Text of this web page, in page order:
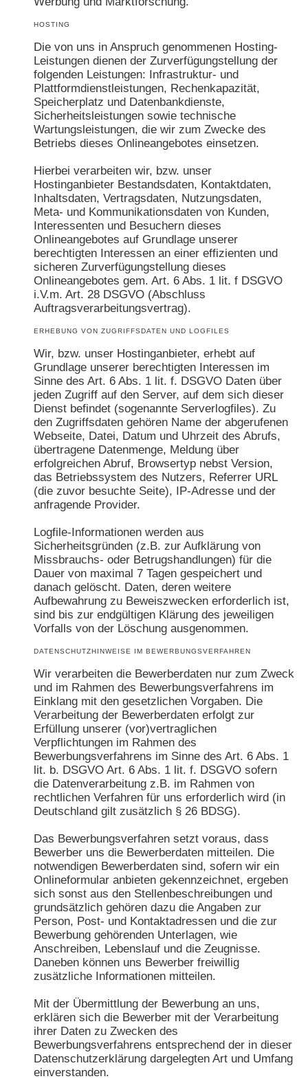
HOSTING
Die von uns in Anspruch genommenen Hosting-
Leistungen dienen der Zurverfügungstellung der
folgenden Leistungen: Infrastruktur- und
Plattformdienstleistungen, Rechenkapazität,
Speicherplatz und Datenbankdienste,
Sicherheitsleistungen sowie technische
Wartungsleistungen, die wir zum Zwecke des
Betriebs dieses Onlineangebotes einsetzen.
Hierbei verarbeiten wir, bzw. unser
Hostinganbieter Bestandsdaten, Kontaktdaten,
Inhaltsdaten, Vertragsdaten, Nutzungsdaten,
Meta- und Kommunikationsdaten von Kunden,
Interessenten und Besuchern dieses
Onlineangebotes auf Grundlage unserer
berechtigten Interessen an einer effizienten und
sicheren Zurverfügungstellung dieses
Onlineangebotes gem. Art. 6 Abs. 1 lit. f DSGVO
i.V.m. Art. 28 DSGVO (Abschluss
Auftragsverarbeitungsvertrag).
ERHEBUNG VON ZUGRIFFSDATEN UND LOGFILES
Wir, bzw. unser Hostinganbieter, erhebt auf
Grundlage unserer berechtigten Interessen im
Sinne des Art. 6 Abs. 1 lit. f. DSGVO Daten über
jeden Zugriff auf den Server, auf dem sich dieser
Dienst befindet (sogenannte Serverlogfiles). Zu
den Zugriffsdaten gehören Name der abgerufenen
Webseite, Datei, Datum und Uhrzeit des Abrufs,
übertragene Datenmenge, Meldung über
erfolgreichen Abruf, Browsertyp nebst Version,
das Betriebssystem des Nutzers, Referrer URL
(die zuvor besuchte Seite), IP-Adresse und der
anfragende Provider.
Logfile-Informationen werden aus
Sicherheitsgründen (z.B. zur Aufklärung von
Missbrauchs- oder Betrugshandlungen) für die
Dauer von maximal 7 Tagen gespeichert und
danach gelöscht. Daten, deren weitere
Aufbewahrung zu Beweiszwecken erforderlich ist,
sind bis zur endgültigen Klärung des jeweiligen
Vorfalls von der Löschung ausgenommen.
DATENSCHUTZHINWEISE IM BEWERBUNGSVERFAHREN
Wir verarbeiten die Bewerberdaten nur zum Zweck
und im Rahmen des Bewerbungsverfahrens im
Einklang mit den gesetzlichen Vorgaben. Die
Verarbeitung der Bewerberdaten erfolgt zur
Erfüllung unserer (vor)vertraglichen
Verpflichtungen im Rahmen des
Bewerbungsverfahrens im Sinne des Art. 6 Abs. 1
lit. b. DSGVO Art. 6 Abs. 1 lit. f. DSGVO sofern
die Datenverarbeitung z.B. im Rahmen von
rechtlichen Verfahren für uns erforderlich wird (in
Deutschland gilt zusätzlich § 26 BDSG).
Das Bewerbungsverfahren setzt voraus, dass
Bewerber uns die Bewerberdaten mitteilen. Die
notwendigen Bewerberdaten sind, sofern wir ein
Onlineformular anbieten gekennzeichnet, ergeben
sich sonst aus den Stellenbeschreibungen und
grundsätzlich gehören dazu die Angaben zur
Person, Post- und Kontaktadressen und die zur
Bewerbung gehörenden Unterlagen, wie
Anschreiben, Lebenslauf und die Zeugnisse.
Daneben können uns Bewerber freiwillig
zusätzliche Informationen mitteilen.
Mit der Übermittlung der Bewerbung an uns,
erklären sich die Bewerber mit der Verarbeitung
ihrer Daten zu Zwecken des
Bewerbungsverfahrens entsprechend der in dieser
Datenschutzerklärung dargelegten Art und Umfang
einverstanden.